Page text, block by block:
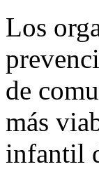
Los
de
más
infantil